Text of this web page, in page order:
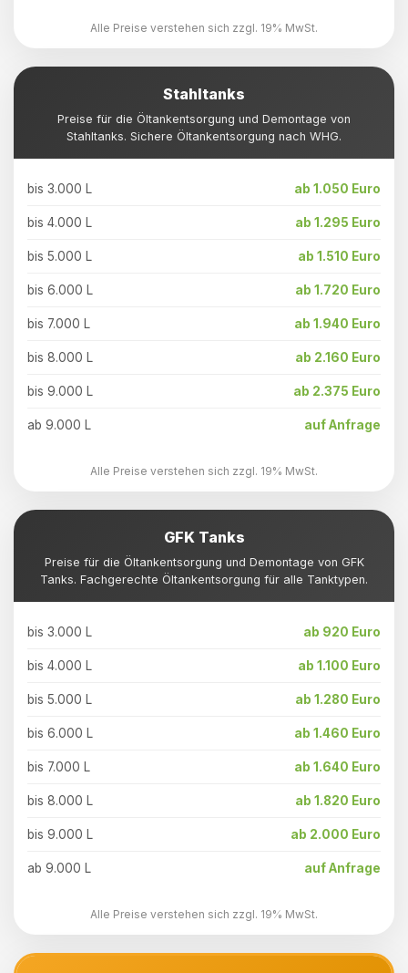
Alle Preise verstehen sich zzgl. 19% MwSt.
Stahltanks
Preise für die Öltankentsorgung und Demontage von
Stahltanks. Sichere Öltankentsorgung nach WHG.
bis 3.000 L ab 1.050 Euro
bis 4.000 L ab 1.295 Euro
bis 5.000 L ab 1.510 Euro
bis 6.000 L ab 1.720 Euro
bis 7.000 L ab 1.940 Euro
bis 8.000 L ab 2.160 Euro
bis 9.000 L ab 2.375 Euro
ab 9.000 L auf Anfrage
Alle Preise verstehen sich zzgl. 19% MwSt.
GFK Tanks
Preise für die Öltankentsorgung und Demontage von GFK
Tanks. Fachgerechte Öltankentsorgung für alle Tanktypen.
bis 3.000 L ab 920 Euro
bis 4.000 L ab 1.100 Euro
bis 5.000 L ab 1.280 Euro
bis 6.000 L ab 1.460 Euro
bis 7.000 L ab 1.640 Euro
bis 8.000 L ab 1.820 Euro
bis 9.000 L ab 2.000 Euro
ab 9.000 L auf Anfrage
Alle Preise verstehen sich zzgl. 19% MwSt.